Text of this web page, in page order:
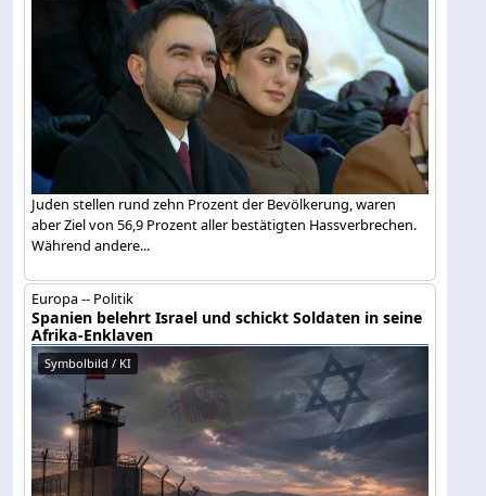
Juden stellen rund zehn Prozent der Bevölkerung, waren
aber Ziel von 56,9 Prozent aller bestätigten Hassverbrechen.
Während andere...
Europa -- Politik
Spanien belehrt Israel und schickt Soldaten in seine
Afrika-Enklaven
Symbolbild / KI